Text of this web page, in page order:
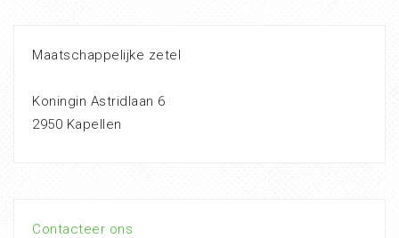
Maatschappelijke zetel
Koningin Astridlaan 6
2950 Kapellen
Contacteer ons